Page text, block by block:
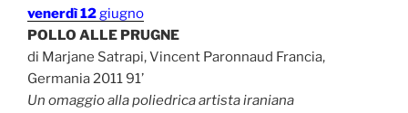
venerdì 12giugno
POLLO ALLE PRUGNE
di Marjane Satrapi, Vincent Paronnaud Francia,
Germania 2011 91’
Un omaggio alla poliedrica artista iraniana